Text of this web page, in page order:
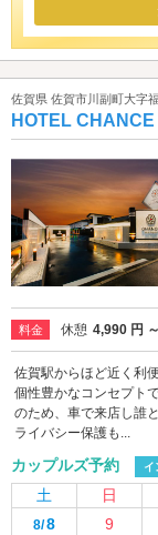
佐賀県 佐賀市川副町大字
HOTEL CHANCE
料金 休憩 4,990 円 ～
佐賀駅からほど近く利
個性豊かなコンセプト
のため、車で来店し誰
ライバシー保護も...
カップルズ予約 イ
土 日
8/8
9